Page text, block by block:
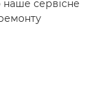
наше сервісне